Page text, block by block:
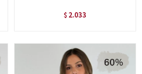
$ 2.033